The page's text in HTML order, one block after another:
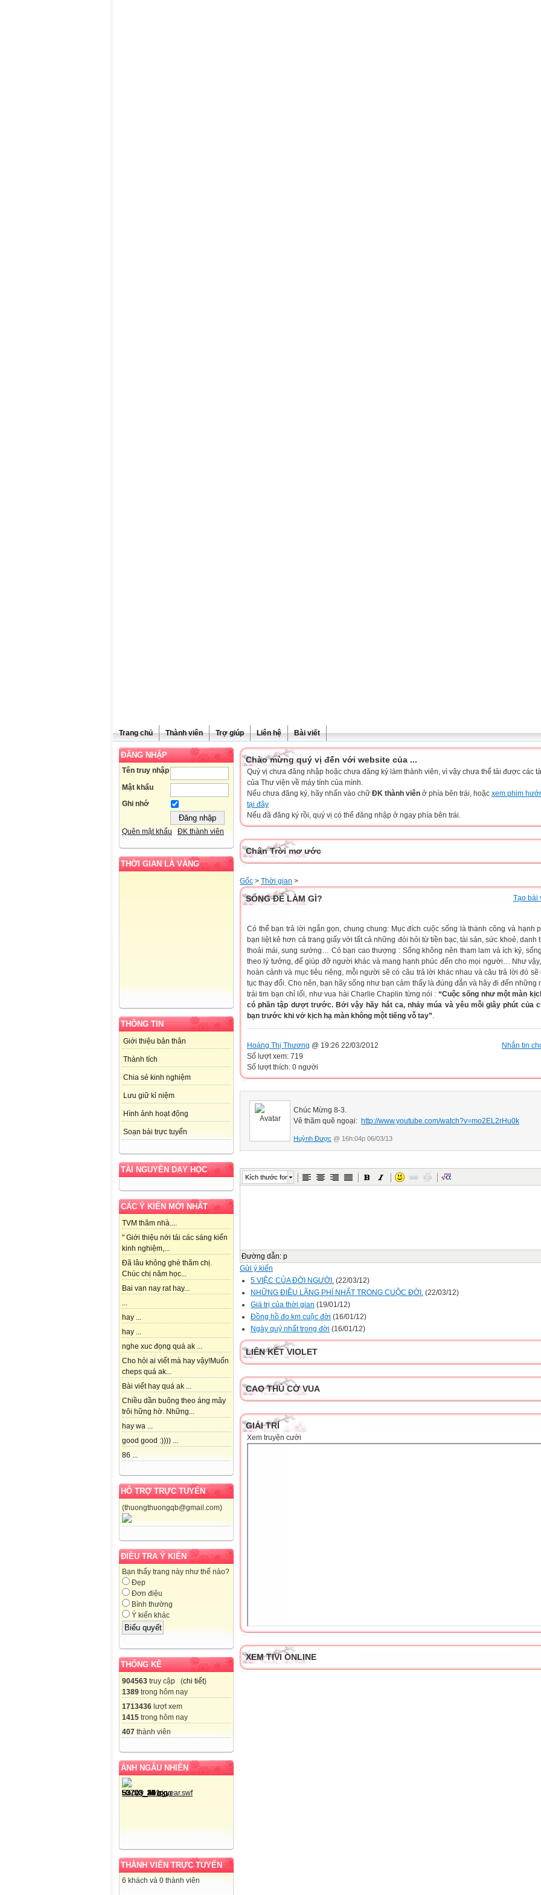
Trang chủ Thành viên Trợ giúp Liên hệ Bài viết
ĐĂNG NHẬP
Tên truy nhập
Mật khẩu
Ghi nhớ
Quên mật khẩu ĐK thành viên
THỜI GIAN LÀ VÀNG
THÔNG TIN
Giới thiệu bản thân
Thành tích
Chia sẻ kinh nghiệm
Lưu giữ kỉ niệm
Hình ảnh hoạt động
Soạn bài trực tuyến
TÀI NGUYÊN DẠY HỌC
CÁC Ý KIẾN MỚI NHẤT
TVM thăm nhà....
" Giới thiệu nới tải các sáng kiến
kinh nghiệm,...
Đã lâu không ghé thăm chị.
Chúc chị năm học...
Bai van nay rat hay...
...
hay ...
hay ...
nghe xuc đọng quá ak ...
Cho hỏi ai viết mà hay vậy!Muốn
cheps quá ak...
Bài viết hay quá ak ...
Chiều dần buông theo áng mây
trôi hững hờ. Những...
hay wa ...
good good :)))) ...
86 ...
HỖ TRỢ TRỰC TUYẾN
(thuongthuongqb@gmail.com)
ĐIỀU TRA Ý KIẾN
Bạn thấy trang này như thế nào?
Đẹp
Đơn điệu
Bình thường
Ý kiến khác
THỐNG KÊ
904563 truy cập (chi tiết)
1389 trong hôm nay
1713436 lượt xem
1415 trong hôm nay
407 thành viên
ẢNH NGẪU NHIÊN
THÀNH VIÊN TRỰC TUYẾN
6 khách và 0 thành viên
Chào mừng quý vị đến với website của ...
Quý vị chưa đăng nhập hoặc chưa đăng ký làm thành viên, vì vậy chưa thể tải được các
của Thư viện về máy tính của mình.
Nếu chưa đăng ký, hãy nhấn vào chữ ĐK thành viên ở phía bên trái, hoặc xem phim
tại đây
Nếu đã đăng ký rồi, quý vị có thể đăng nhập ở ngay phía bên trái.
Chân Trời mơ ước
Gốc > Thời gian >
Tạo bài
SỐNG ĐỂ LÀM GÌ?
Có thể bạn trả lời ngắn gọn, chung chung: Mục đích cuộc sống là thành công và hạnh
bạn liệt kê hơn cả trang giấy với tất cả những đòi hỏi từ tiền bạc, tài sản, sức khoẻ, danh
thoải mái, sung sướng… Có bạn cao thượng : Sống không nên tham lam và ích kỷ,
theo lý tưởng, để giúp đỡ người khác và mang hạnh phúc đến cho mọi người… Như
hoàn cảnh và mục tiêu riêng, mỗi người sẽ có câu trả lời khác nhau và câu trả lời đó sẽ
tục thay đổi. Cho nên, bạn hãy sống như bạn cảm thấy là đúng đắn và hãy đi đến những
trái tim bạn chỉ lối, như vua hài Charlie Chaplin từng nói : “Cuộc sống như một màn
có phần tập dượt trước. Bởi vậy hãy hát ca, nhảy múa và yêu mỗi giây phút của
bạn trước khi vở kịch hạ màn không một tiếng vỗ tay”.
Nhắn tin
Hoàng Thị Thương @ 19:26 22/03/2012
Số lượt xem: 719
Số lượt thích: 0 người
Chúc Mừng 8-3.
Vê thăm quê ngoại: http://www.youtube.com/watch?v=mo2EL2rHu0k
Huỳnh Được @ 16h:04p 06/03/13
Kích thước font
Đường dẫn: p
Gửi ý kiến
5 VIỆC CỦA ĐỜI NGƯỜI. (22/03/12)
NHỮNG ĐIỀU LÃNG PHÍ NHẤT TRONG CUỘC ĐỜI. (22/03/12)
Giá trị của thời gian (19/01/12)
Đồng hồ đo km cuộc đời (16/01/12)
Ngày quý nhất trong đời (16/01/12)
LIÊN KẾT VIOLET
CAO THỦ CỜ VUA
GIẢI TRÍ
Xem truyện cười
XEM TIVI ONLINE